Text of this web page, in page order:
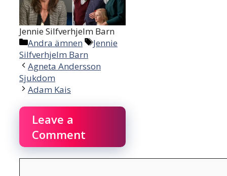
Jennie Silfverhjelm Barn
Categories
Andra ämnen Tags
Jennie
Silfverhjelm Barn
Agneta Andersson
Sjukdom
Adam Kais
Leave a
Comment